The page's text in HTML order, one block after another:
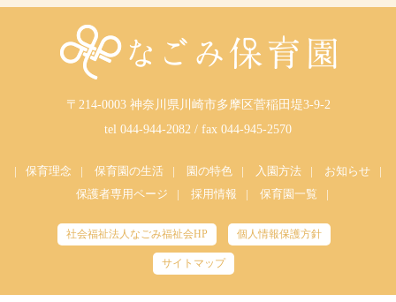
〒214-0003 神奈川県川崎市多摩区菅稲田堤3-9-2
tel 044-944-2082 / fax 044-945-2570
| 保育理念 | 保育園の生活 | 園の特色 | 入園方法 | お知らせ
|
保護者専用ページ
| 採用情報 | 保育園一覧 |
社会福祉法人なごみ福祉会HP 個人情報保護方針
サイトマップ